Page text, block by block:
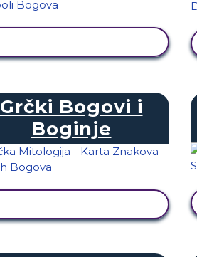
Grčki Bogovi i
Boginje